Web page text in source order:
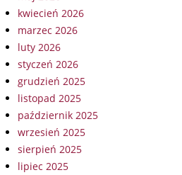
kwiecień 2026
marzec 2026
luty 2026
styczeń 2026
grudzień 2025
listopad 2025
październik 2025
wrzesień 2025
sierpień 2025
lipiec 2025